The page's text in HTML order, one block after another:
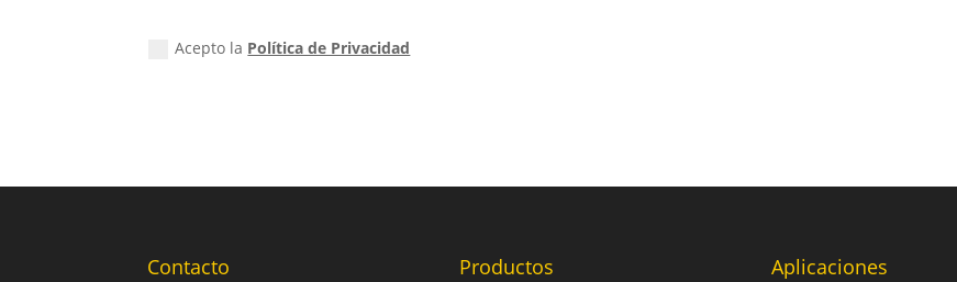
Acepto la Política de Privacidad
Contacto Productos Aplicaciones